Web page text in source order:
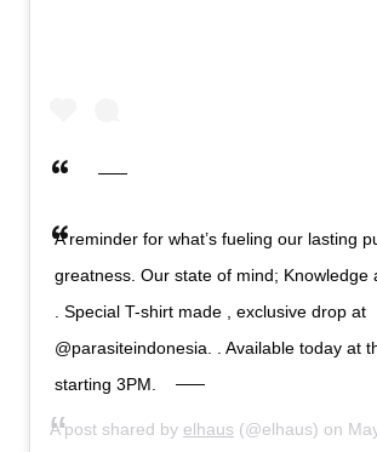
A reminder for what’s fueling our lasting
greatness. Our state of mind; Knowledge
. Special T-shirt made , exclusive drop at
@parasiteindonesia. . Available today at
starting 3PM.
A post shared by elhaus (@elhaus) on May